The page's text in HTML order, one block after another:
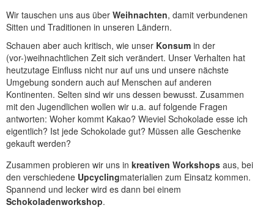
Wir tauschen uns aus über Weihnachten, damit verbundenen
Sitten und Traditionen in unseren Ländern.
Schauen aber auch kritisch, wie unser Konsum in der
(vor-)weihnachtlichen Zeit sich verändert. Unser Verhalten hat
heutzutage Einfluss nicht nur auf uns und unsere nächste
Umgebung sondern auch auf Menschen auf anderen
Kontinenten. Selten sind wir uns dessen bewusst. Zusammen
mit den Jugendlichen wollen wir u.a. auf folgende Fragen
antworten: Woher kommt Kakao? Wieviel Schokolade esse ich
eigentlich? Ist jede Schokolade gut? Müssen alle Geschenke
gekauft werden?
Zusammen probieren wir uns in kreativen Workshops aus, bei
den verschiedene Upcyclingmaterialien zum Einsatz kommen.
Spannend und lecker wird es dann bei einem
Schokoladenworkshop.